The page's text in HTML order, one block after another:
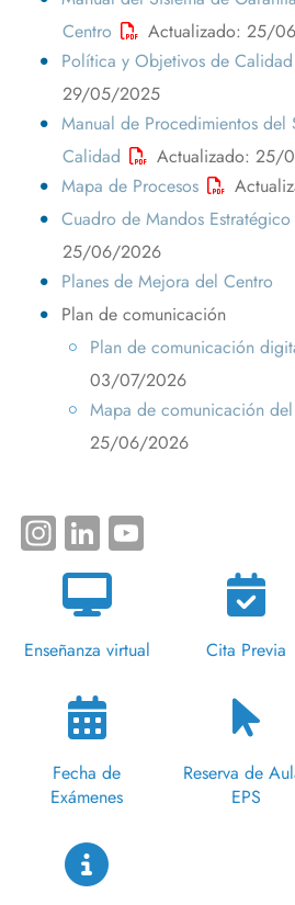
Centro
Actualizado: 25/
Política y Objetivos de Calidad
29/05/2025
Manual de Procedimientos del
Calidad
Actualizado: 25/
Mapa de Procesos
Cuadro de Mandos Estratégico
25/06/2026
Planes de Mejora del Centro
Plan de comunicación
Plan de comunicación
03/07/2026
Mapa de comunicación
25/06/2026
Instagram
LinkedIn
Enseñanza virtual Cita Previa
Fecha de
Exámenes
Reserva de
EPS